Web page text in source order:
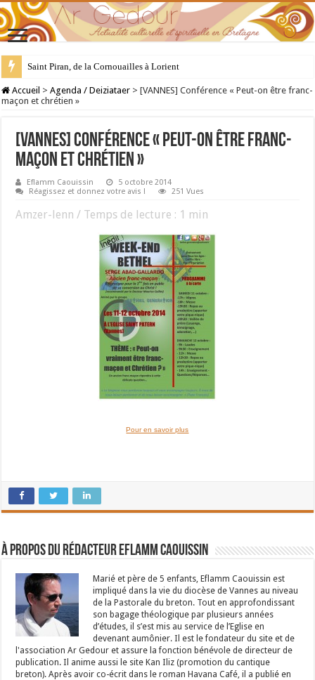
Saint Piran, de la Cornouailles à Lorient
28 juillet : Saint Samson de Dol, père de la Bretagne chrétienne
Accueil > Agenda / Deiziataer > [VANNES] Conférence « Peut-on être franc-
maçon et chrétien »
[VANNES] Conférence « Peut-on être franc-
maçon et chrétien »
Eflamm Caouissin
5 octobre 2014
Réagissez et donnez votre avis !
251 Vues
Amzer-lenn / Temps de lecture : 1 min
Pour en savoir plus
À propos du rédacteur Eflamm Caouissin
Marié et père de 5 enfants, Eflamm Caouissin est
impliqué dans la vie du diocèse de Vannes au niveau
de la Pastorale du breton. Tout en approfondissant
son bagage théologique par plusieurs années
d’études, il s’est mis au service de l’Eglise en
devenant aumônier. Il est le fondateur du site et de
l'association Ar Gedour et assure la fonction bénévole de directeur de
publication. Il anime aussi le site Kan Iliz (promotion du cantique
breton). Après avoir co-écrit dans le roman Havana Café, il a publié en